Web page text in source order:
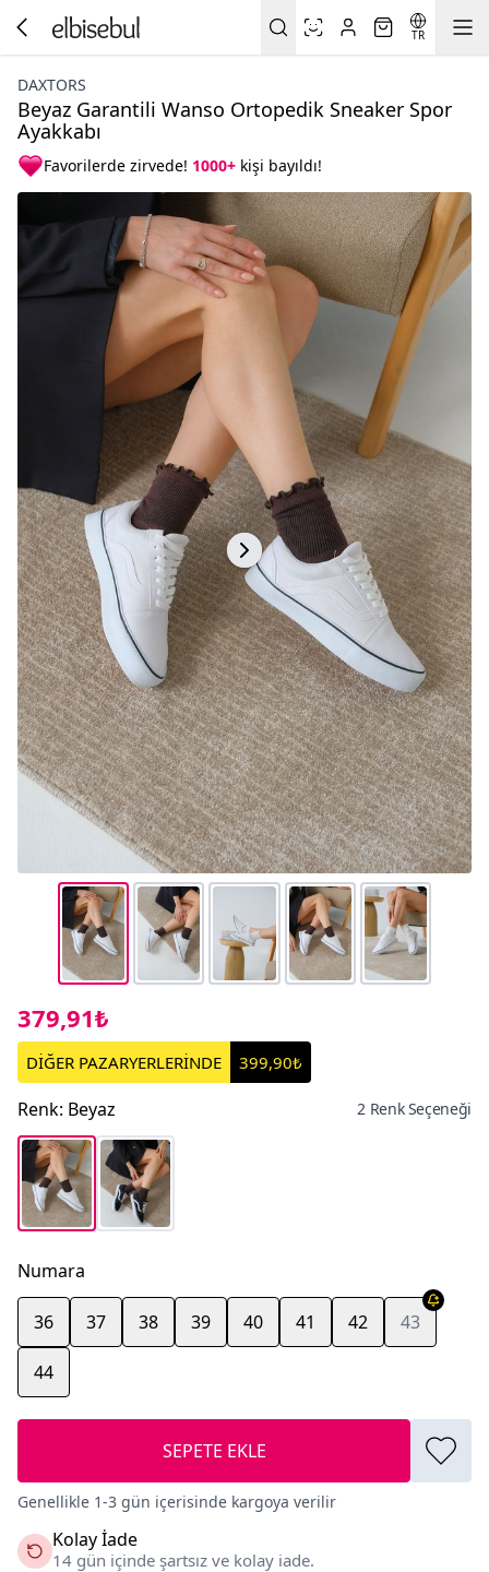
TR
DAXTORS
Beyaz Garantili Wanso Ortopedik Sneaker Spor
Ayakkabı
Favorilerde zirvede! 1000+ kişi bayıldı!
379,91₺
DİĞER PAZARYERLERİNDE 399,90₺
Renk: Beyaz 2 Renk Seçeneği
Numara
36 37 38 39 40 41 42 43
44
SEPETE EKLE
Genellikle 1-3 gün içerisinde kargoya verilir
Kolay İade
14 gün içinde şartsız ve kolay iade.